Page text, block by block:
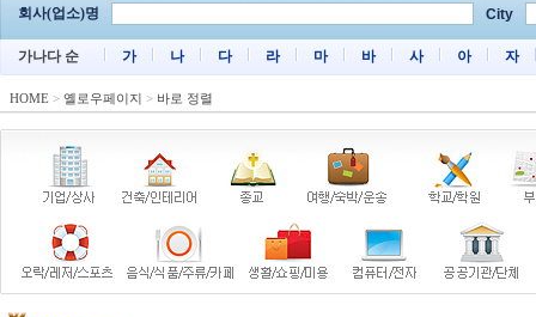
회사(업소)명 City
가나다 순 가 나 다 라 마 바 사 아 자
HOME > 옐로우페이지 > 바로 정렬